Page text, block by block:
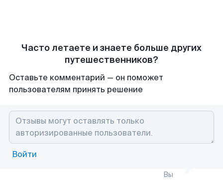
Часто летаете и знаете больше других
путешественников?
Оставьте комментарий — он поможет
пользователям принять решение
Войти
Вы